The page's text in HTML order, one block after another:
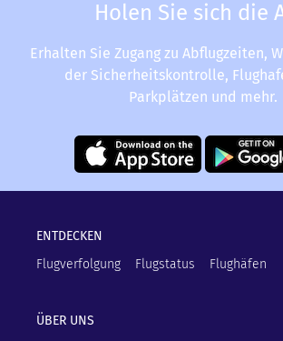
Holen Sie sich die
Erhalten Sie Zugang zu Abflugzeiten,
der Sicherheitskontrolle,
Parkplätzen und mehr.
ENTDECKEN
Flugverfolgung
Flugstatus Flughäfen
ÜBER UNS